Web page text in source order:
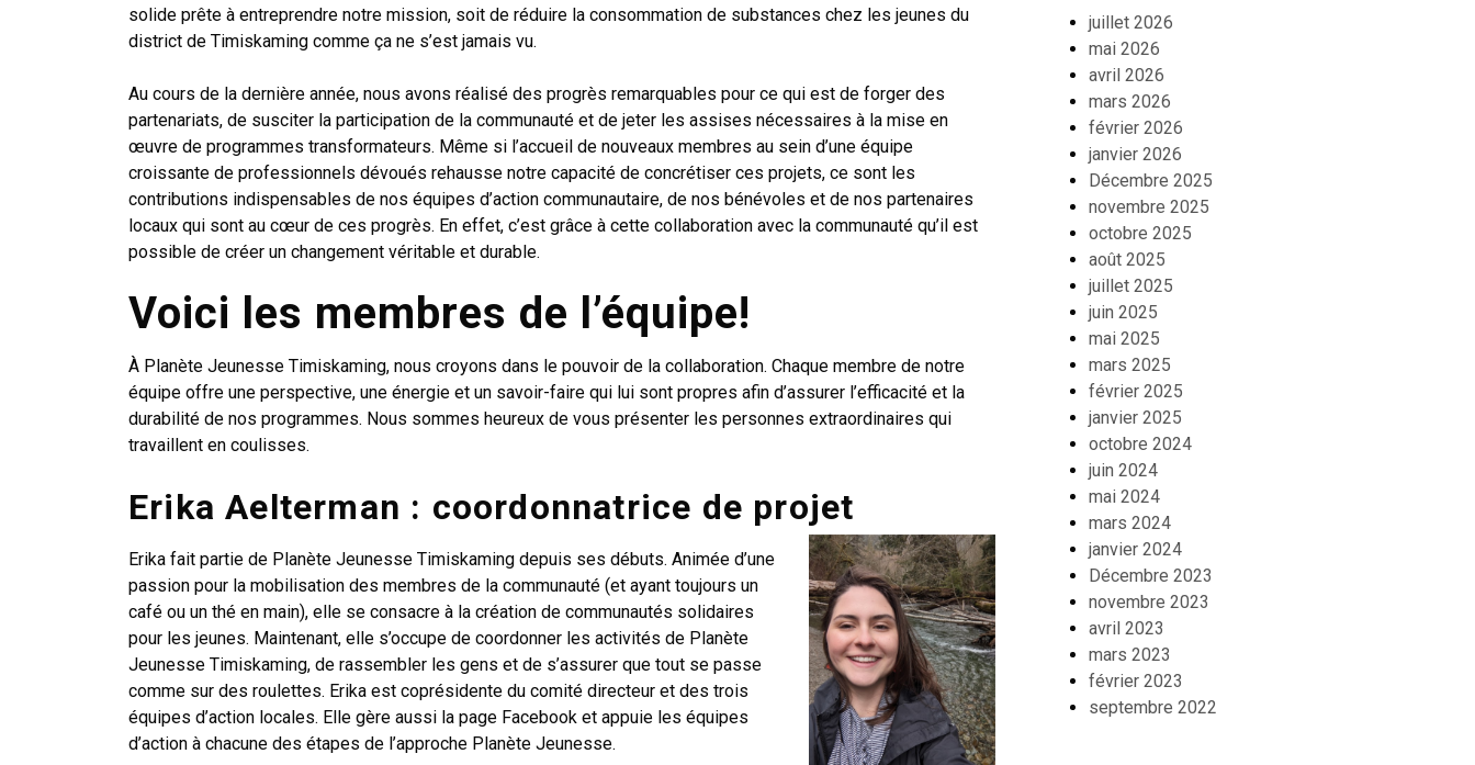
solide prête à entreprendre notre mission, soit de réduire la consommation de substances chez les jeunes du
district de Timiskaming comme ça ne s’est jamais vu.
Au cours de la dernière année, nous avons réalisé des progrès remarquables pour ce qui est de forger des
partenariats, de susciter la participation de la communauté et de jeter les assises nécessaires à la mise en
œuvre de programmes transformateurs. Même si l’accueil de nouveaux membres au sein d’une équipe
croissante de professionnels dévoués rehausse notre capacité de concrétiser ces projets, ce sont les
contributions indispensables de nos équipes d’action communautaire, de nos bénévoles et de nos partenaires
locaux qui sont au cœur de ces progrès. En effet, c’est grâce à cette collaboration avec la communauté qu’il est
possible de créer un changement véritable et durable.
Voici les membres de l’équipe!
À Planète Jeunesse Timiskaming, nous croyons dans le pouvoir de la collaboration. Chaque membre de notre
équipe offre une perspective, une énergie et un savoir-faire qui lui sont propres afin d’assurer l’efficacité et la
durabilité de nos programmes. Nous sommes heureux de vous présenter les personnes extraordinaires qui
travaillent en coulisses.
Erika Aelterman : coordonnatrice de projet
Erika fait partie de Planète Jeunesse Timiskaming depuis ses débuts. Animée d’une
passion pour la mobilisation des membres de la communauté (et ayant toujours un
café ou un thé en main), elle se consacre à la création de communautés solidaires
pour les jeunes. Maintenant, elle s’occupe de coordonner les activités de Planète
Jeunesse Timiskaming, de rassembler les gens et de s’assurer que tout se passe
comme sur des roulettes. Erika est coprésidente du comité directeur et des trois
équipes d’action locales. Elle gère aussi la page Facebook et appuie les équipes
d’action à chacune des étapes de l’approche Planète Jeunesse.
juillet 2026
mai 2026
avril 2026
mars 2026
février 2026
janvier 2026
Décembre 2025
novembre 2025
octobre 2025
août 2025
juillet 2025
juin 2025
mai 2025
mars 2025
février 2025
janvier 2025
octobre 2024
juin 2024
mai 2024
mars 2024
janvier 2024
Décembre 2023
novembre 2023
avril 2023
mars 2023
février 2023
septembre 2022